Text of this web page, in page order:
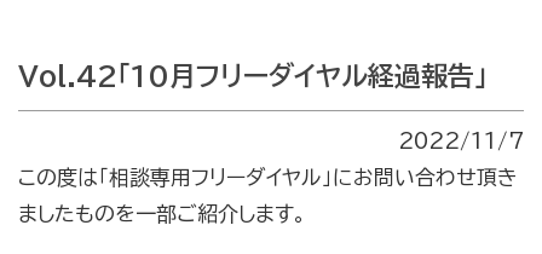
Vol.42「10月フリーダイヤル経過報告」
2022/11/7
この度は「相談専用フリーダイヤル」にお問い合わせ頂き
ましたものを一部ご紹介します。